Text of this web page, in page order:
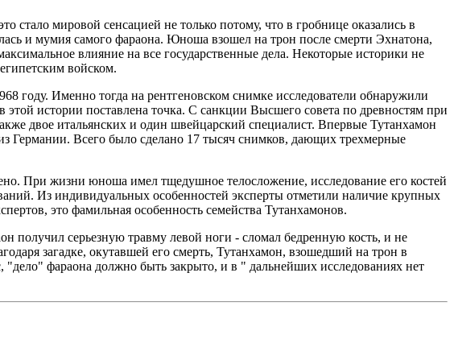
стало мировой сенсацией не только потому, что в гробнице оказались в
и мумия самого фараона. Юноша взошел на трон после смерти Эхнатона,
влияние на все государственные дела. Некоторые историки не
войском.
году. Именно тогда на рентгеновском снимке исследователи обнаружили
истории поставлена точка. С санкции Высшего совета по древностям при
двое итальянских и один швейцарский специалист. Впервые Тутанхамон
Германии. Всего было сделано 17 тысяч снимков, дающих трехмерные
При жизни юноша имел тщедушное телосложение, исследование его костей
Из индивидуальных особенностей эксперты отметили наличие крупных
это фамильная особенность семейства Тутанхамонов.
получил серьезную травму левой ноги - сломал бедренную кость, и не
загадке, окутавшей его смерть, Тутанхамон, взошедший на трон в
"дело" фараона должно быть закрыто, и в " дальнейших исследованиях нет